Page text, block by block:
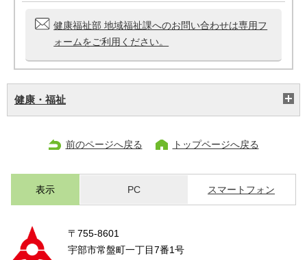
健康福祉部 地域福祉課へのお問い合わせは専用フ
ォームをご利用ください。
健康・福祉
前のページへ戻る トップページへ戻る
表示 PC スマートフォン
〒755-8601
宇部市常盤町一丁目7番1号